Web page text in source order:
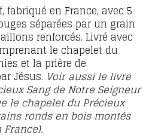
en France, avec 5
séparées par un grain
renforcés. Livré avec
le chapelet du
et la prière de
Jésus. Voir aussi le livre
Sang de Notre Seigneur
le chapelet du Précieux
ronds en bois montés